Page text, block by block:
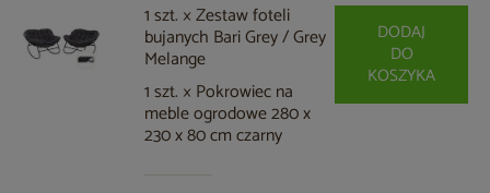
1 szt. × Zestaw foteli
bujanych Bari Grey / Grey
Melange
1 szt. × Pokrowiec na
meble ogrodowe 280 x
230 x 80 cm czarny
DODAJ
DO
KOSZYKA